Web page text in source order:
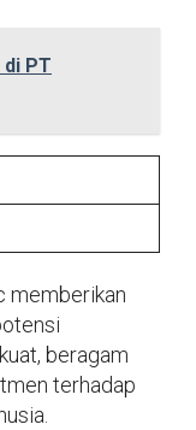
PT
memberikan
beragam
terhadap